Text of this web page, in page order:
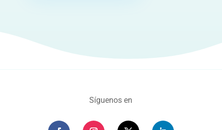
Síguenos en